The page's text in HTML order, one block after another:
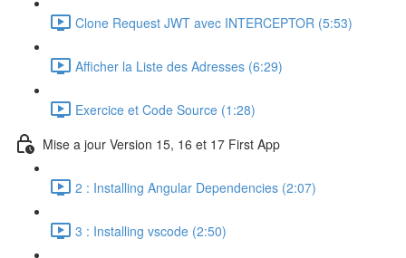
Clone Request JWT avec INTERCEPTOR (5:53)
Afficher la Liste des Adresses (6:29)
Exercice et Code Source (1:28)
Mise a jour Version 15, 16 et 17 First App
2 : Installing Angular Dependencies (2:07)
3 : Installing vscode (2:50)